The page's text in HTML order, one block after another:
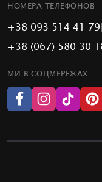
НОМЕРА ТЕЛЕФОНОВ
+38 093 514 41 79|
+38 (067) 580 30
МИ В СОЦМЕРЕЖАХ